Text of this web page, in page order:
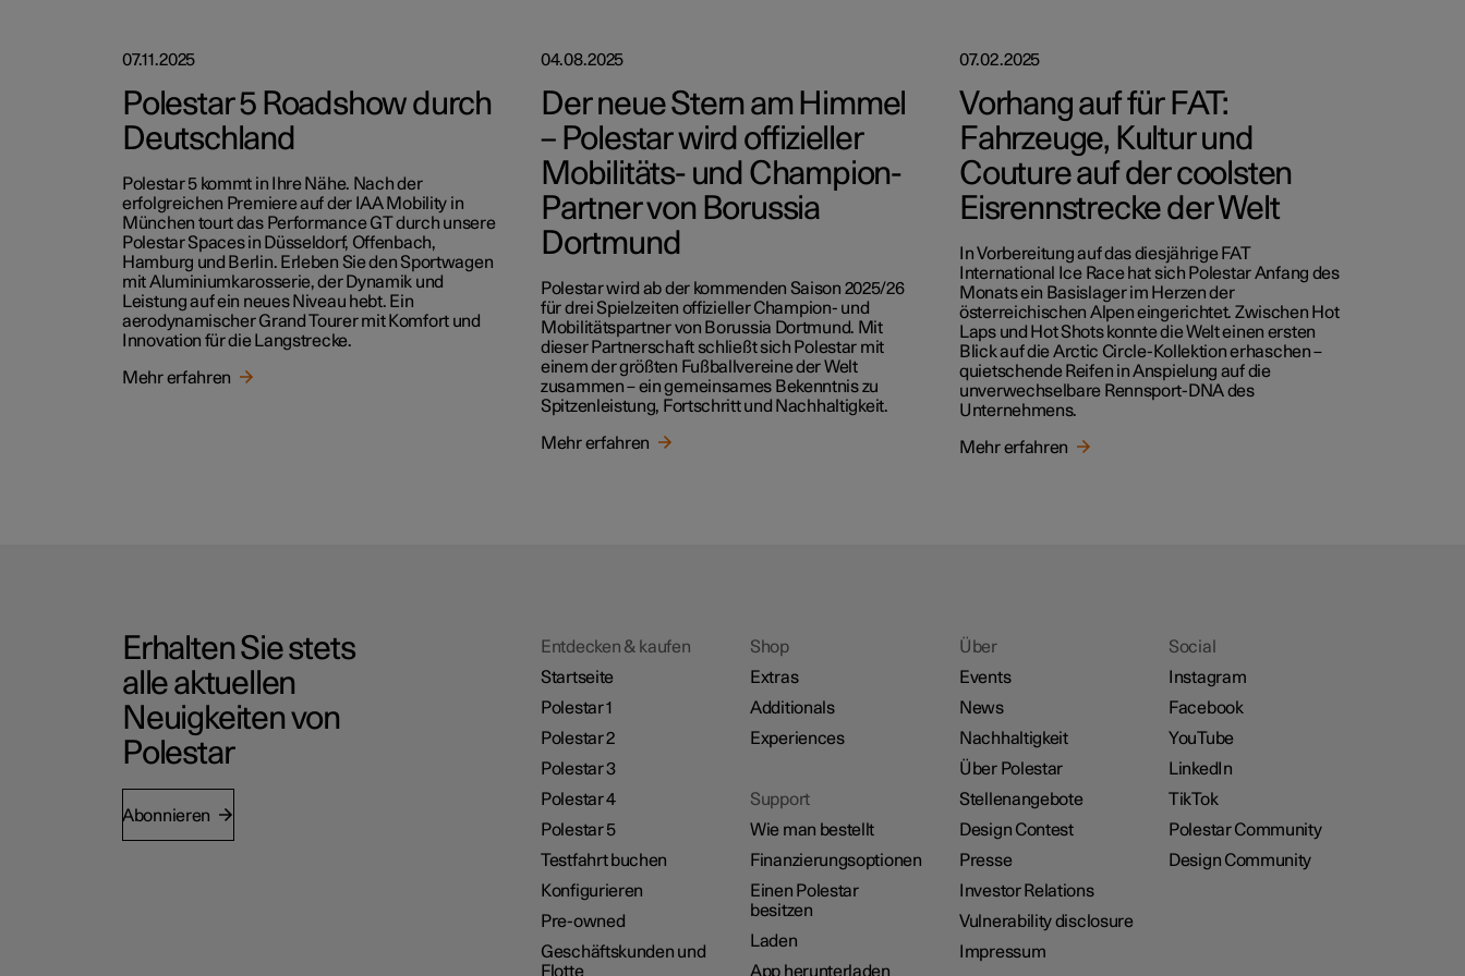
07.11.2025
Polestar 5 Roadshow durch
Deutschland
Polestar 5 kommt in Ihre Nähe. Nach der
erfolgreichen Premiere auf der IAA Mobility in
München tourt das Performance GT durch unsere
Polestar Spaces in Düsseldorf, Offenbach,
Hamburg und Berlin. Erleben Sie den Sportwagen
mit Aluminiumkarosserie, der Dynamik und
Leistung auf ein neues Niveau hebt. Ein
aerodynamischer Grand Tourer mit Komfort und
Innovation für die Langstrecke.
Mehr erfahren
04.08.2025
Der neue Stern am Himmel
– Polestar wird offizieller
Mobilitäts- und Champion-
Partner von Borussia
Dortmund
Polestar wird ab der kommenden Saison 2025/26
für drei Spielzeiten offizieller Champion- und
Mobilitätspartner von Borussia Dortmund. Mit
dieser Partnerschaft schließt sich Polestar mit
einem der größten Fußballvereine der Welt
zusammen – ein gemeinsames Bekenntnis zu
Spitzenleistung, Fortschritt und Nachhaltigkeit.
Mehr erfahren
07.02.2025
Vorhang auf für FAT:
Fahrzeuge, Kultur und
Couture auf der coolsten
Eisrennstrecke der Welt
In Vorbereitung auf das diesjährige FAT
International Ice Race hat sich Polestar Anfang des
Monats ein Basislager im Herzen der
österreichischen Alpen eingerichtet. Zwischen Hot
Laps und Hot Shots konnte die Welt einen ersten
Blick auf die Arctic Circle-Kollektion erhaschen –
quietschende Reifen in Anspielung auf die
unverwechselbare Rennsport-DNA des
Unternehmens.
Mehr erfahren
Erhalten Sie stets
alle aktuellen
Neuigkeiten von
Polestar
Abonnieren
Entdecken & kaufen
Startseite
Polestar 1
Polestar 2
Polestar 3
Polestar 4
Polestar 5
Testfahrt buchen
Konfigurieren
Pre-owned
Geschäftskunden und
Flotte
Shop
Extras
Additionals
Experiences
Support
Wie man bestellt
Finanzierungsoptionen
Einen Polestar
besitzen
Laden
App herunterladen
Über
Events
News
Nachhaltigkeit
Über Polestar
Stellenangebote
Design Contest
Presse
Investor Relations
Vulnerability disclosure
Impressum
Social
Instagram
Facebook
YouTube
LinkedIn
TikTok
Polestar Community
Design Community